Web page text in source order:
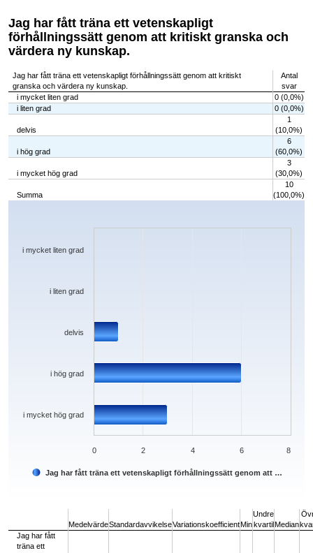
Jag har fått träna ett vetenskapligt
förhållningssätt genom att kritiskt granska och
värdera ny kunskap.
Jag har fått träna ett vetenskapligt förhållningssätt genom att kritiskt
granska och värdera ny kunskap.
Antal
svar
i mycket liten grad
0 (0,0%)
i liten grad
0 (0,0%)
delvis
1
(10,0%)
i hög grad
6
(60,0%)
i mycket hög grad
3
(30,0%)
Summa
10
(100,0%)
Chart
The chart has 1 X axis displaying categories.
Jag har fått träna ett vetenskapligt förhållningssätt genom att …
i mycket hög grad
i hög grad
delvis
i liten grad
i mycket liten grad
0 2 4 6 8
MedelvärdeStandardavvikelseVariationskoefficientMin
Undre
kvartilMedian
Jag har fått
träna ett